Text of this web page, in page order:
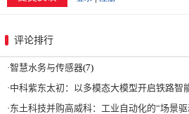
评论排行
·智慧水务与传感器(7)
·中科紫东太初：以多模态大模型开启铁路智
·东土科技并购高威科：工业自动化的“场景